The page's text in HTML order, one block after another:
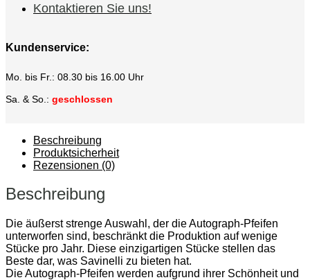
Kontaktieren Sie uns!
Kundenservice:
Mo. bis Fr.: 08.30 bis 16.00 Uhr
Sa. & So.: geschlossen
Beschreibung
Produktsicherheit
Rezensionen (0)
Beschreibung
Die äußerst strenge Auswahl, der die Autograph-Pfeifen
unterworfen sind, beschränkt die Produktion auf wenige
Stücke pro Jahr. Diese einzigartigen Stücke stellen das
Beste dar, was Savinelli zu bieten hat.
Die Autograph-Pfeifen werden aufgrund ihrer Schönheit und